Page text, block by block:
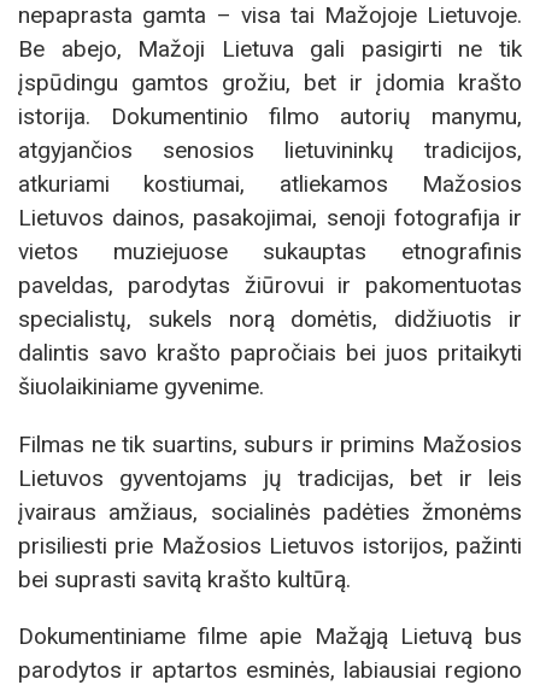
nepaprasta gamta – visa tai Mažojoje Lietuvoje.
Be abejo, Mažoji Lietuva gali pasigirti ne tik
įspūdingu gamtos grožiu, bet ir įdomia krašto
istorija. Dokumentinio filmo autorių manymu,
atgyjančios senosios lietuvininkų tradicijos,
atkuriami kostiumai, atliekamos Mažosios
Lietuvos dainos, pasakojimai, senoji fotografija ir
vietos muziejuose sukauptas etnografinis
paveldas, parodytas žiūrovui ir pakomentuotas
specialistų, sukels norą domėtis, didžiuotis ir
dalintis savo krašto papročiais bei juos pritaikyti
šiuolaikiniame gyvenime.
Filmas ne tik suartins, suburs ir primins Mažosios
Lietuvos gyventojams jų tradicijas, bet ir leis
įvairaus amžiaus, socialinės padėties žmonėms
prisiliesti prie Mažosios Lietuvos istorijos, pažinti
bei suprasti savitą krašto kultūrą.
Dokumentiniame filme apie Mažąją Lietuvą bus
parodytos ir aptartos esminės, labiausiai regiono